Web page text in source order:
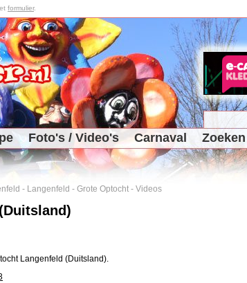
formulier.
Foto's / Video's Carnaval Zoeken
- Langenfeld - Grote Optocht - Videos
Langenfeld (Duitsland).